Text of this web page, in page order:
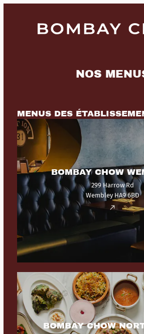
NOS
MENUS DES
BOMBAY CHOW
299 Harrow Rd
Wembley HA9 6BD
BOMBAY CHOW